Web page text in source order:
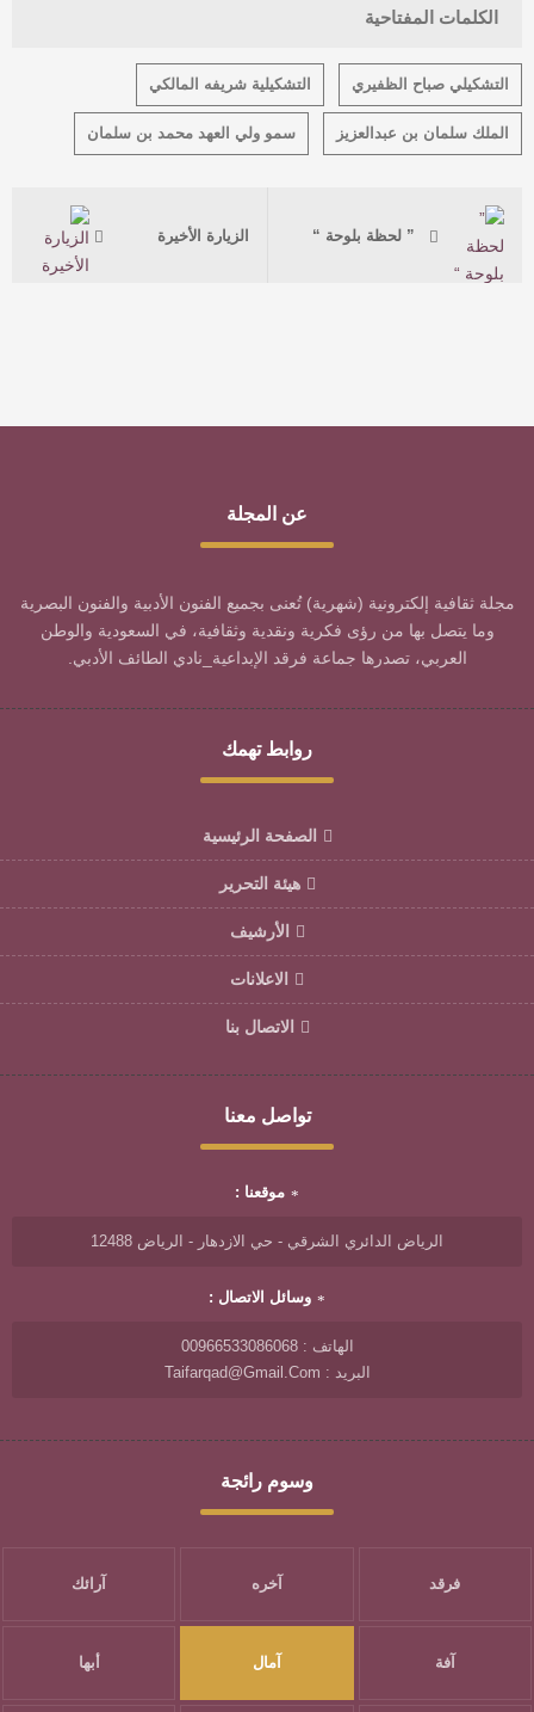
الكلمات المفتاحية
التشكيلي صباح الظفيري التشكيلية شريفه المالكي
الملك سلمان بن عبدالعزيز سمو ولي العهد محمد بن سلمان
” لحظة بلوحة “ الزيارة الأخيرة
عن المجلة
مجلة ثقافية إلكترونية (شهرية) تُعنى بجميع الفنون الأدبية والفنون البصرية
وما يتصل بها من رؤى فكرية ونقدية وثقافية، في السعودية والوطن
العربي، تصدرها جماعة فرقد الإبداعية_نادي الطائف الأدبي.
روابط تهمك
الصفحة الرئيسية
هيئة التحرير
الأرشيف
الاعلانات
الاتصال بنا
تواصل معنا
موقعنا :
الرياض الدائري الشرقي - حي الازدهار - الرياض 12488
وسائل الاتصال :
الهاتف : 00966533086068
البريد : Taifarqad@gmail.com
وسوم رائجة
فرقد آخره آرائك
آفة آمال أبها